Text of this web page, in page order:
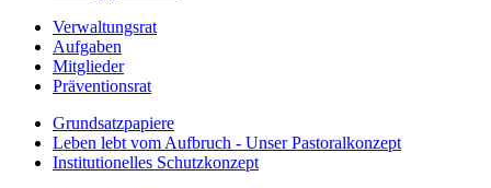
Verwaltungsrat
Aufgaben
Mitglieder
Präventionsrat
Grundsatzpapiere
Leben lebt vom Aufbruch - Unser Pastoralkonzept
Institutionelles Schutzkonzept